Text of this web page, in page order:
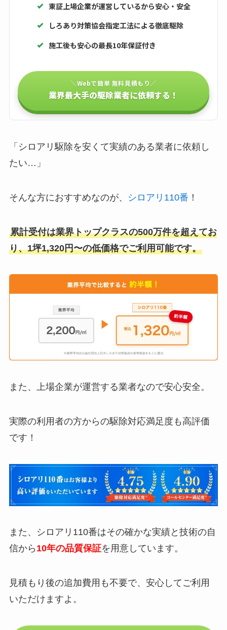
東証上場企業が運営しているから安心・安全
しろあり対策協会指定工法による徹底駆除
施工後も安心の最長10年保証付き
＼Webで簡単 無料見積もり／
業界最大手の駆除業者に依頼する！
「シロアリ駆除を安くて実績のある業者に依頼し
たい…」
そんな方におすすめなのが、 シロアリ110番 ！
累計受付は業界トップクラスの500万件を超えてお
り、1坪1,320円〜の低価格でご利用可能です。
また、上場企業が運営する業者なので安心安全。
実際の利用者の方からの駆除対応満足度も高評価
です！
また、シロアリ110番はその確かな実績と技術の自
信から 10年の品質保証を用意しています。
見積もり後の追加費用も不要で、安心してご利用
いただけますよ。